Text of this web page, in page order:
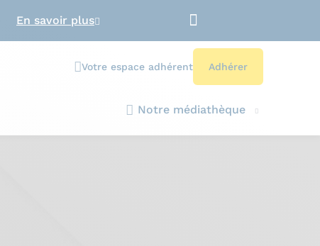
En savoir plus
Votre espace adhérent Adhérer
Notre médiathèque